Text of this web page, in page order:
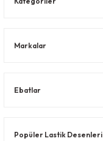
Markalar
Ebatlar
Popüler Lastik Desenleri